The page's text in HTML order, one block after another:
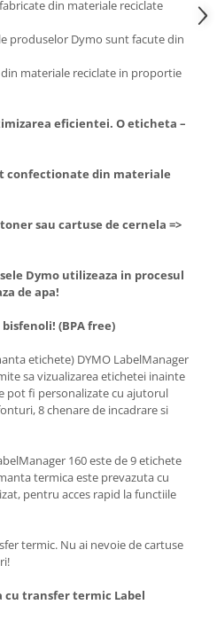
din materiale reciclate
produselor Dymo sunt facute din
materiale reciclate in proportie
eficientei. O eticheta –
confectionate din materiale
sau cartuse de cernela =>
Dymo utilizeaza in procesul
de apa!
(BPA free)
etichete) DYMO LabelManager
sa vizualizarea etichetei inainte
pot fi personalizate cu ajutorul
8 chenare de incadrare si
160 este de 9 etichete
termica este prevazuta cu
pentru acces rapid la functiile
termic. Nu ai nevoie de cartuse
cu transfer termic Label